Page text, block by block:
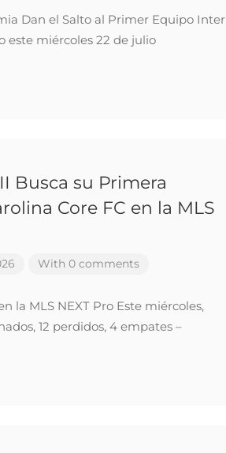
Dan el Salto al Primer Equipo Inter
este miércoles 22 de julio
Busca su Primera
Core FC en la MLS
With 0 comments
la MLS NEXT Pro Este miércoles,
12 perdidos, 4 empates –